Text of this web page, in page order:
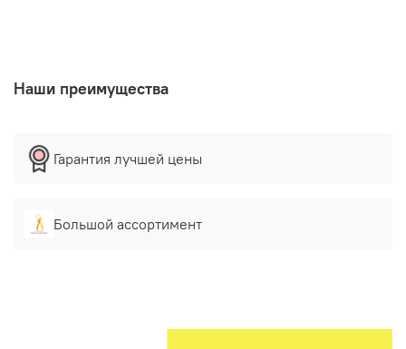
Наши преимущества
Гарантия лучшей цены
Большой ассортимент